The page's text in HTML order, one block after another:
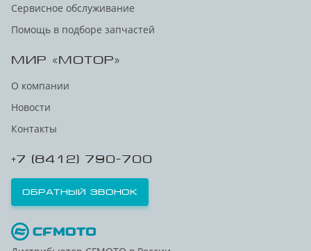
Сервисное обслуживание
Помощь в подборе запчастей
МИР «МОТОР»
О компании
Новости
Контакты
+7 (8412) 790-700
Обратный звонок